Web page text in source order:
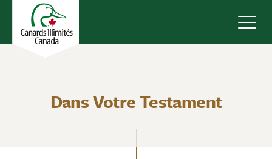
Dans Votre Testament